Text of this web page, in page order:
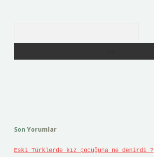
Son Yorumlar
Eski Türklerde kız çocuğuna ne denirdi ?